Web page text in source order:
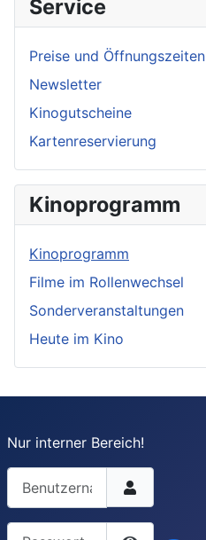
Service
Preise und Öffnungszeiten
Newsletter
Kinogutscheine
Kartenreservierung
Kinoprogramm
Kinoprogramm
Filme im Rollenwechsel
Sonderveranstaltungen
Heute im Kino
Nur interner Bereich!
Passwort